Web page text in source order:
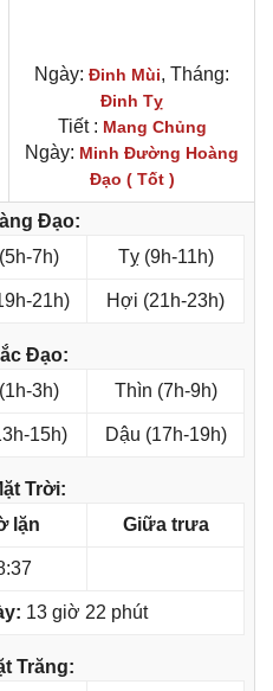
Ngày: Đinh Mùi, Tháng:
Đinh Tỵ
Tiết : Mang Chủng
Ngày: Minh Đường Hoàng
Đạo ( Tốt )
Đạo:
7h) Tỵ (9h-11h)
21h) Hợi (21h-23h)
Đạo:
3h) Thìn (7h-9h)
15h) Dậu (17h-19h)
Trời:
lặn Giữa trưa
13 giờ 22 phút
Trăng: